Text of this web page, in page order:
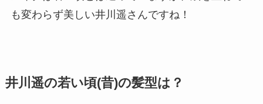
も変わらず美しい井川遥さんですね！
井川遥の若い頃(昔)の髪型は？